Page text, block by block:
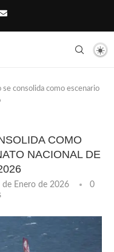
se consolida como escenario
COMO
NACIONAL DE
de Enero de 2026
0